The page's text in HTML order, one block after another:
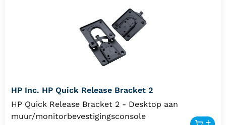
HP Inc. HP Quick Release Bracket 2
HP Quick Release Bracket 2 - Desktop aan
muur/monitorbevestigingsconsole